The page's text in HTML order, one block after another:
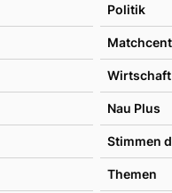
Politik
Wirtschaft
Nau Plus
Stimmen
Themen